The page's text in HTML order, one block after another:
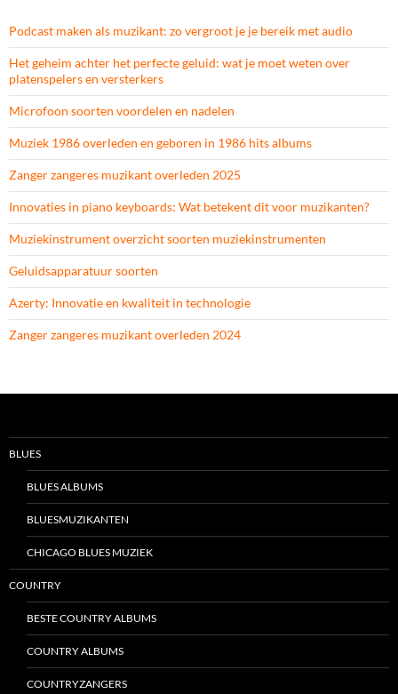
Podcast maken als muzikant: zo vergroot je je bereik met audio
Het geheim achter het perfecte geluid: wat je moet weten over
platenspelers en versterkers
Microfoon soorten voordelen en nadelen
Muziek 1986 overleden en geboren in 1986 hits albums
Zanger zangeres muzikant overleden 2025
Innovaties in piano keyboards: Wat betekent dit voor muzikanten?
Muziekinstrument overzicht soorten muziekinstrumenten
Geluidsapparatuur soorten
Azerty: Innovatie en kwaliteit in technologie
Zanger zangeres muzikant overleden 2024
BLUES
BLUES ALBUMS
BLUESMUZIKANTEN
CHICAGO BLUES MUZIEK
COUNTRY
BESTE COUNTRY ALBUMS
COUNTRY ALBUMS
COUNTRYZANGERS